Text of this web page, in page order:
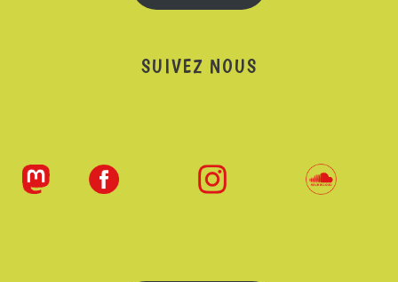
SUIVEZ NOUS